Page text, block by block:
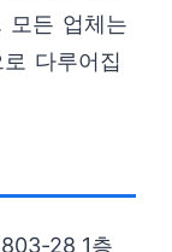
모든 업체는
다루어집
28 1층